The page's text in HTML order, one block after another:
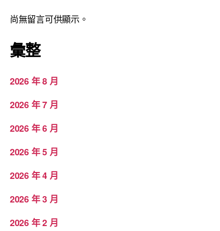
尚無留言可供顯示。
彙整
2026 年 8 月
2026 年 7 月
2026 年 6 月
2026 年 5 月
2026 年 4 月
2026 年 3 月
2026 年 2 月